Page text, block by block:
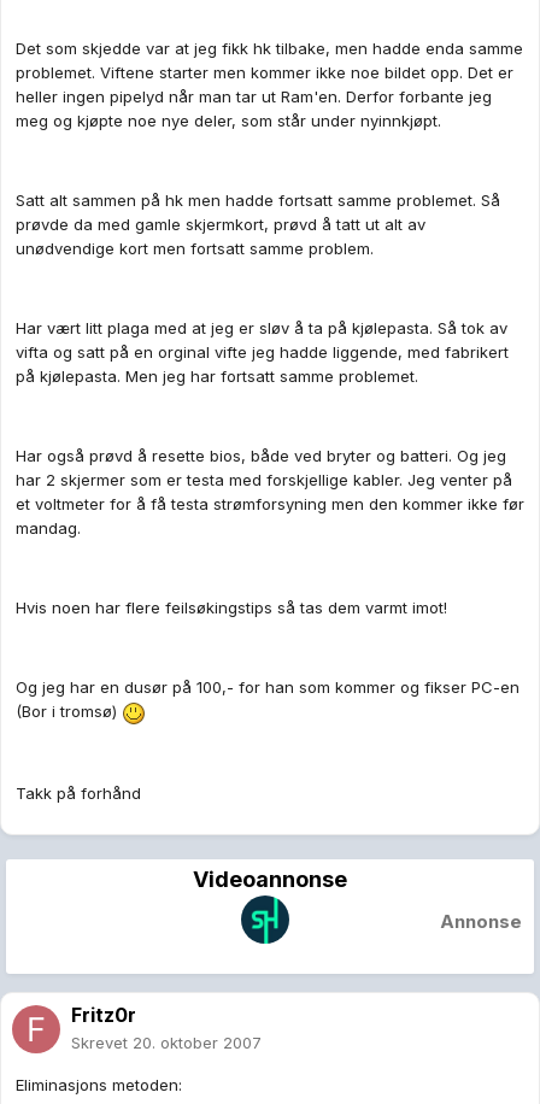
Det som skjedde var at jeg fikk hk tilbake, men hadde enda samme
problemet. Viftene starter men kommer ikke noe bildet opp. Det er
heller ingen pipelyd når man tar ut Ram'en. Derfor forbante jeg
meg og kjøpte noe nye deler, som står under nyinnkjøpt.
Satt alt sammen på hk men hadde fortsatt samme problemet. Så
prøvde da med gamle skjermkort, prøvd å tatt ut alt av
unødvendige kort men fortsatt samme problem.
Har vært litt plaga med at jeg er sløv å ta på kjølepasta. Så tok av
vifta og satt på en orginal vifte jeg hadde liggende, med fabrikert
på kjølepasta. Men jeg har fortsatt samme problemet.
Har også prøvd å resette bios, både ved bryter og batteri. Og jeg
har 2 skjermer som er testa med forskjellige kabler. Jeg venter på
et voltmeter for å få testa strømforsyning men den kommer ikke før
mandag.
Hvis noen har flere feilsøkingstips så tas dem varmt imot!
Og jeg har en dusør på 100,- for han som kommer og fikser PC-en
(Bor i tromsø)
Takk på forhånd
Videoannonse
Annonse
Fritz0r
Skrevet 20. oktober 2007
Eliminasjons metoden: